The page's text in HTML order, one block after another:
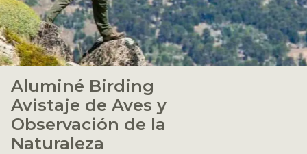
Aluminé Birding
Avistaje de Aves y
Observación de la
Naturaleza